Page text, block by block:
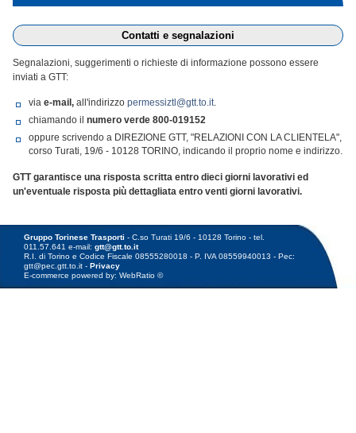
Contatti e segnalazioni
Segnalazioni, suggerimenti o richieste di informazione possono essere
inviati a GTT:
via e-mail, all'indirizzo permessiztl@gtt.to.it.
chiamando il numero verde 800-019152
oppure scrivendo a DIREZIONE GTT, "RELAZIONI CON LA CLIENTELA",
corso Turati, 19/6 - 10128 TORINO, indicando il proprio nome e indirizzo.
GTT garantisce una risposta scritta entro dieci giorni lavorativi ed
un'eventuale risposta più dettagliata entro venti giorni lavorativi.
Gruppo Torinese Trasporti - C.so Turati 19/6 - 10128 Torino - tel.
011.57.641 e-mail:gtt@gtt.to.it
R.I. di Torino e Codice Fiscale 08555280018 - P. IVA 08559940013 - Pec:
gtt@pec.gtt.to.it -Privacy
E-commerce powered by: WebRatio ©